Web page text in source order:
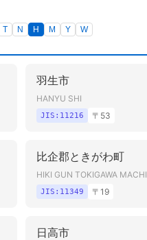
T N H M Y W
羽生市
HANYU SHI
JIS: 11216 〒 53
比企郡ときがわ町
HIKI GUN TOKIGAWA MACHI
JIS: 11349 〒19
日高市